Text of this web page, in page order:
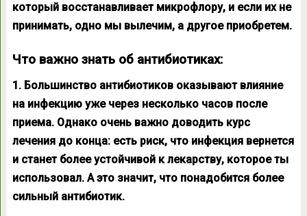
который восстанавливает микрофлору, и если их не
принимать, одно мы вылечим, а другое приобретем.
Что важно знать об антибиотиках:
1. Большинство антибиотиков оказывают влияние
на инфекцию уже через несколько часов после
приема. Однако очень важно доводить курс
лечения до конца: есть риск, что инфекция вернется
и станет более устойчивой к лекарству, которое ты
использовал. А это значит, что понадобится более
сильный антибиотик.